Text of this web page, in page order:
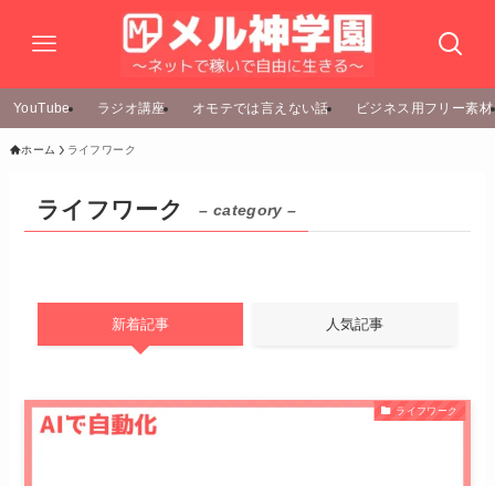
YouTube ラジオ講座 オモテでは言えない話 ビジネス用フリー素材
ホーム ライフワーク
ライフワーク – category –
新着記事 人気記事
ライフワーク